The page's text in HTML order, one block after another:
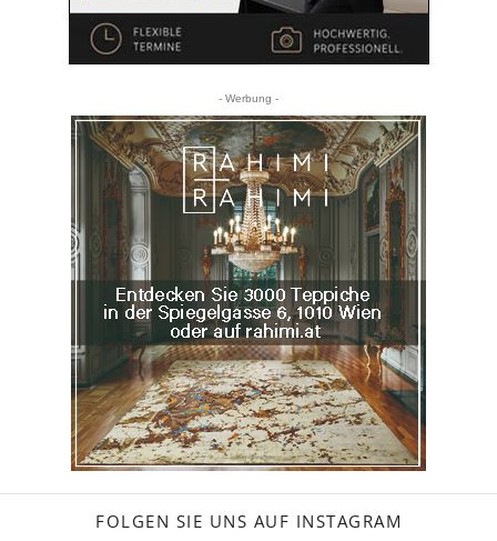
- Werbung -
FOLGEN SIE UNS AUF INSTAGRAM